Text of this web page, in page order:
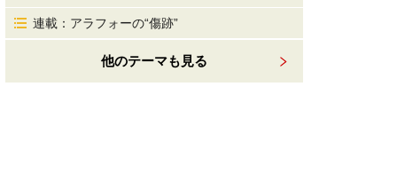
連載：アラフォーの“傷跡”
他のテーマも見る